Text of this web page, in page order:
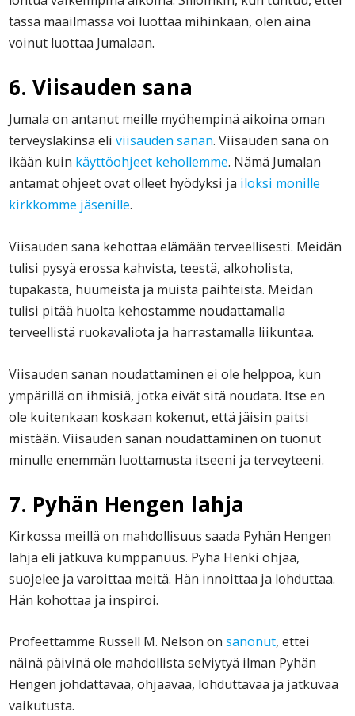
tässä maailmassa voi luottaa mihinkään, olen aina
voinut luottaa Jumalaan.
6. Viisauden sana
Jumala on antanut meille myöhempinä aikoina oman
terveyslakinsa eliviisauden sanan. Viisauden sana on
ikään kuin käyttöohjeet kehollemme. Nämä Jumalan
antamat ohjeet ovat olleet hyödyksi ja iloksi monille
kirkkomme jäsenille.
Viisauden sana kehottaa elämään terveellisesti. Meidän
tulisi pysyä erossa kahvista, teestä, alkoholista,
tupakasta, huumeista ja muista päihteistä. Meidän
tulisi pitää huolta kehostamme noudattamalla
terveellistä ruokavaliota ja harrastamalla liikuntaa.
Viisauden sanan noudattaminen ei ole helppoa, kun
ympärillä on ihmisiä, jotka eivät sitä noudata. Itse en
ole kuitenkaan koskaan kokenut, että jäisin paitsi
mistään. Viisauden sanan noudattaminen on tuonut
minulle enemmän luottamusta itseeni ja terveyteeni.
7. Pyhän Hengen lahja
Kirkossa meillä on mahdollisuus saada Pyhän Hengen
lahja eli jatkuva kumppanuus. Pyhä Henki ohjaa,
suojelee ja varoittaa meitä. Hän innoittaa ja lohduttaa.
Hän kohottaa ja inspiroi.
Profeettamme Russell M. Nelson onsanonut, ettei
näinä päivinä ole mahdollista selviytyä ilman Pyhän
Hengen johdattavaa, ohjaavaa, lohduttavaa ja jatkuvaa
vaikutusta.